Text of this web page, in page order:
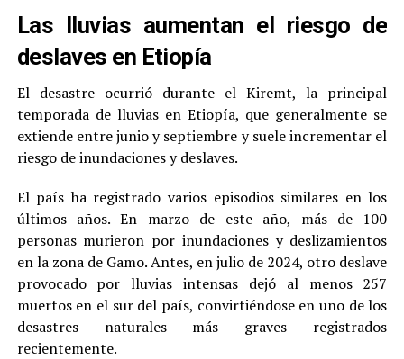
Las lluvias aumentan el riesgo de
deslaves en Etiopía
El desastre ocurrió durante el Kiremt, la principal
temporada de lluvias en Etiopía, que generalmente se
extiende entre junio y septiembre y suele incrementar el
riesgo de inundaciones y deslaves.
El país ha registrado varios episodios similares en los
últimos años. En marzo de este año, más de 100
personas murieron por inundaciones y deslizamientos
en la zona de Gamo. Antes, en julio de 2024, otro deslave
provocado por lluvias intensas dejó al menos 257
muertos en el sur del país, convirtiéndose en uno de los
desastres naturales más graves registrados
recientemente.